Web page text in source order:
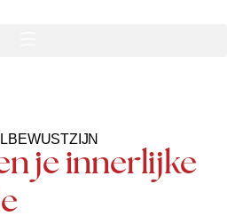
je innerlijke